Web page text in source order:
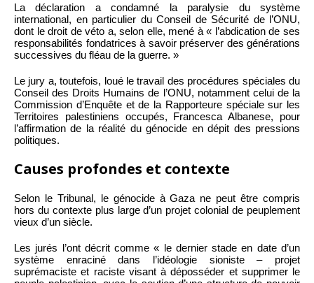
La déclaration a condamné la paralysie du système
international, en particulier du Conseil de Sécurité de l’ONU,
dont le droit de véto a, selon elle, mené à « l’abdication de ses
responsabilités fondatrices à savoir préserver des générations
successives du fléau de la guerre. »
Le jury a, toutefois, loué le travail des procédures spéciales du
Conseil des Droits Humains de l’ONU, notamment celui de la
Commission d’Enquête et de la Rapporteure spéciale sur les
Territoires palestiniens occupés, Francesca Albanese, pour
l’affirmation de la réalité du génocide en dépit des pressions
politiques.
Causes profondes et contexte
Selon le Tribunal, le génocide à Gaza ne peut être compris
hors du contexte plus large d’un projet colonial de peuplement
vieux d’un siècle.
Les jurés l’ont décrit comme « le dernier stade en date d’un
système enraciné dans l’idéologie sioniste – projet
suprémaciste et raciste visant à déposséder et supprimer le